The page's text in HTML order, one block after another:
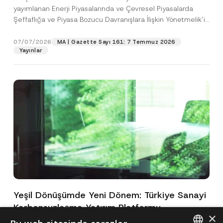
yayımlanan Enerji Piyasalarında ve Çevresel Piyasalarda
Şeffaflığa ve Piyasa Bozucu Davranışlara İlişkin Yönetmelik’in
07/07/2026
MA | Gazette Sayı 161: 7 Temmuz 2026
Yayınlar
Yeşil Dönüşümde Yeni Dönem: Türkiye Sanayi
Karbonsuzlaşma Yatırım Platformu
Oluşturuldu
×